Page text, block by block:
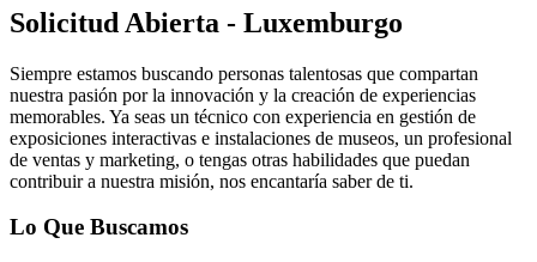
Solicitud Abierta - Luxemburgo
Siempre estamos buscando personas talentosas que compartan
nuestra pasión por la innovación y la creación de experiencias
memorables. Ya seas un técnico con experiencia en gestión de
exposiciones interactivas e instalaciones de museos, un profesional
de ventas y marketing, o tengas otras habilidades que puedan
contribuir a nuestra misión, nos encantaría saber de ti.
Lo Que Buscamos